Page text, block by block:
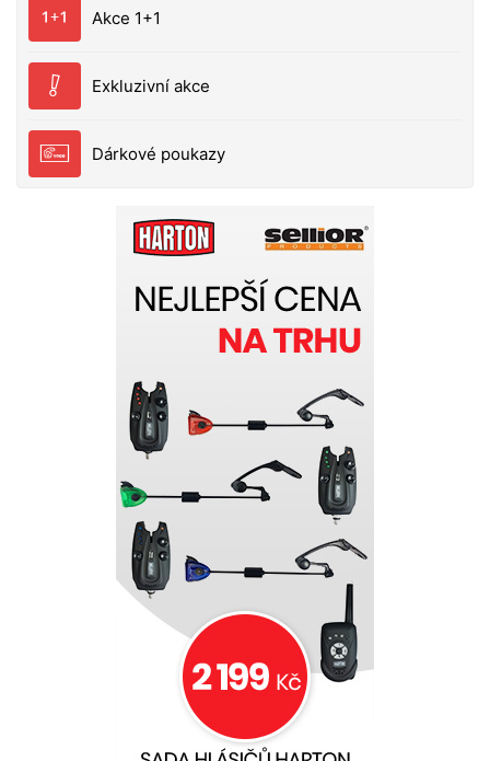
Akce 1+1
Exkluzivní akce
Dárkové poukazy
mapovat jakoukoli vodní plochu. Mapy se
automaticky ukládají do aplikace Fish Deeper™ a
přístup k nim budete mít z libovolného zařízení. 3
FREKVENCE PAPRSKŮ PRO DOKONALOU
PŘESNOST Díky širokému úhlu paprsku sonar
pokryje rozsáhlou plochu a ještě rychleji dokáže
najít místa, kde se ryby shromažďují. Střední
paprsek využijete k podrobnějšímu prozkoumání
se zaměříte díky úzkému úhlu paprsku. MIMOŘÁDNÝ
ROZSAH HLOUBKY A DOSAH NAHOZENÍ Skenování
až do hloubky 100 m s přesností a naprostou
precizností. Generuje svůj vlastní Wi-Fi signál
(mobilní data nejsou nutná), se kterým se připojíte k
chytrému zařízení. Stačí nahodit až do vzdálenosti
dokonale stabilní. ÚŽASNÉ ROZLIŠENÍ CÍLE Díky
rozpoznávání velikosti ryb na 1 cm (u úzkého
paprsku) a 2,4 cm (u širokého a středního paprsku)
budete moct snadno určit cílový druh nebo sledovat
i ty nejdrobnější návnady při vertikálním vláčení.
PROČ DEEPER? Jsme průkopníky v oblasti
nahazovacích chytrých sonarů. První chytrý sonar
jsme uvedli na trh roku 2013. Od té doby se
posouváme kupředu a neustále usilujeme o to,
abych přicházeli s dalšími a ještě lepšími inovacemi.
Naše sonary se vyznačují perfektní kvalitou, jsou
navrženy a vyrobeny v Evropě a protože jsou naší
prioritou rybáři, poskytujeme nepřetržitou
zákaznickou podporu. CO JE NOVÉHO? Stejný
skvělý produkt, nyní upgradovaný a vylepšený.